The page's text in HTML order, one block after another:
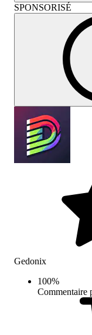
SPONSORISÉ
Gedonix
100%
Commentaire